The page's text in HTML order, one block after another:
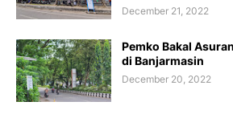
December 21, 2022
Pemko Bakal
di Banjarmasin
December 20, 2022